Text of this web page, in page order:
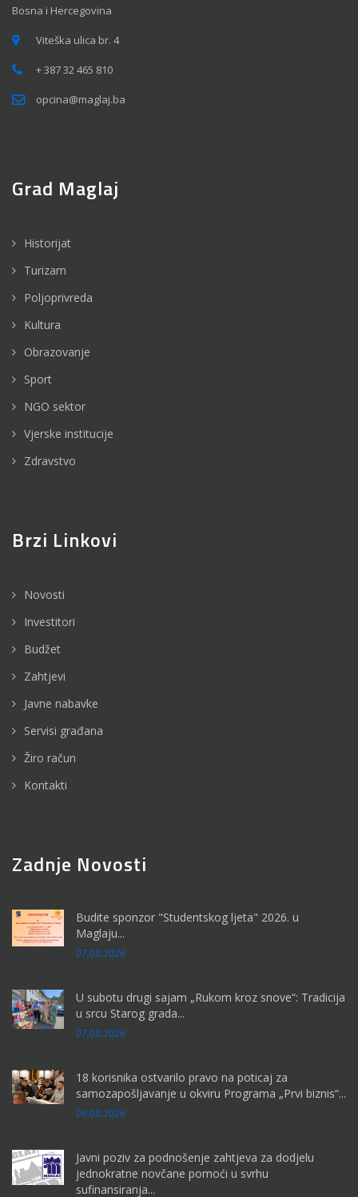
Bosna i Hercegovina
Viteška ulica br. 4
+ 387 32 465 810
opcina@maglaj.ba
Grad Maglaj
Historijat
Turizam
Poljoprivreda
Kultura
Obrazovanje
Sport
NGO sektor
Vjerske institucije
Zdravstvo
Brzi Linkovi
Novosti
Investitori
Budžet
Zahtjevi
Javne nabavke
Servisi građana
Žiro račun
Kontakti
Zadnje Novosti
Budite sponzor "Studentskog ljeta" 2026. u
Maglaju...
07.08.2026
U subotu drugi sajam „Rukom kroz snove“: Tradicija
u srcu Starog grada...
07.08.2026
18 korisnika ostvarilo pravo na poticaj za
samozapošljavanje u okviru Programa „Prvi biznis“...
06.08.2026
Javni poziv za podnošenje zahtjeva za dodjelu
jednokratne novčane pomoći u svrhu
sufinansiranja...